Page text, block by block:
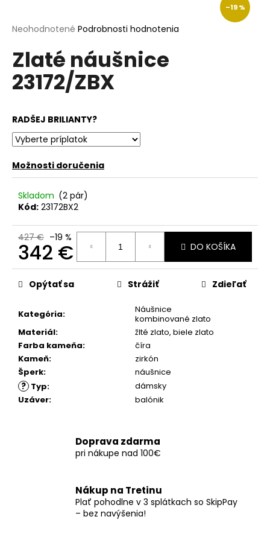
Priemerné
produktu
je
0,0
z
Neohodnotené Podrobnosti hodnotenia
Zlaté náušnice
23172/ZBX
RADŠEJ BRILIANTY?
Možnosti doručenia
Skladom (2 pár)
Kód: 23172BX2
427 € –19 %
342 €
Jednotková
cena:
DO KOŠÍKA
Kategória:
Náušnice
kombinované zlato
Materiál: žlté zlato, biele zlato
Farba kameňa:
číra
Kameň:
zirkón
Šperk: náušnice
? Typ:
dámsky
Uzáver: balónik
Opýtať sa Strážiť Zdieľať
–19 %
Doprava zdarma
pri nákupe nad 100€
Nákup na Tretinu
Plať pohodlne v 3 splátkach so SkipPay
– bez navýšenia!
j
ť
?
HĽADAŤ
O
d
o
ú
č
a
e